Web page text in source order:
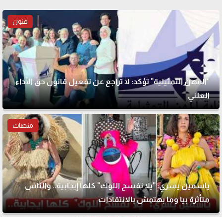
فنون
"المهن التمثيلية" تؤكد: لا تراجع عن تفعيل قانون حق الأداء
العلني
منصات
ياسمين يسري: "يلا نفسح اللوك" كلها إيجابية.. والناس
متأثرة بيا وما بهتمش بالانتقادات